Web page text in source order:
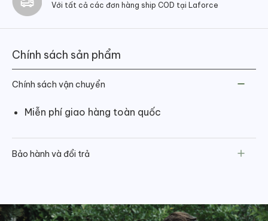
Với tất cả các đơn hàng ship COD tại Laforce
Chính sách sản phẩm
Chính sách vận chuyển
Miễn phí giao hàng toàn quốc
Bảo hành và đổi trả